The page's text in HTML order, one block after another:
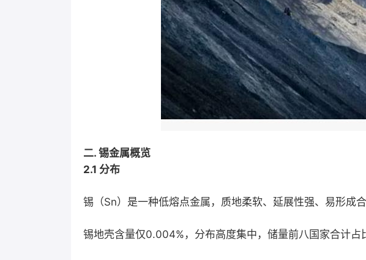
二. 锡金属概览
2.1 分布
锡（Sn）是一种低熔点金属，质地柔软、延展性强、易形成
锡地壳含量仅0.004%，分布高度集中，储量前八国家合计占